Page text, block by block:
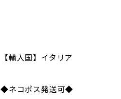
【輸入国】イタリア
◆ネコポス発送可◆